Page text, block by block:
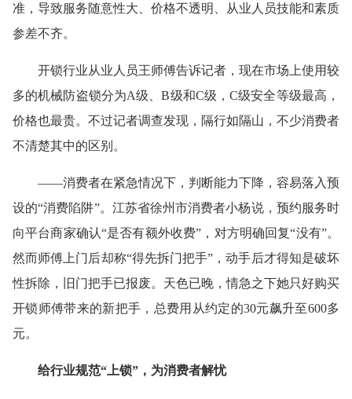
准，导致服务随意性大、价格不透明、从业人员技能和素质
参差不齐。
开锁行业从业人员王师傅告诉记者，现在市场上使用较
多的机械防盗锁分为A级、B级和C级，C级安全等级最高，
价格也最贵。不过记者调查发现，隔行如隔山，不少消费者
不清楚其中的区别。
——消费者在紧急情况下，判断能力下降，容易落入预
设的“消费陷阱”。江苏省徐州市消费者小杨说，预约服务时
向平台商家确认“是否有额外收费”，对方明确回复“没有”。
然而师傅上门后却称“得先拆门把手”，动手后才得知是破坏
性拆除，旧门把手已报废。天色已晚，情急之下她只好购买
开锁师傅带来的新把手，总费用从约定的30元飙升至600多
元。
给行业规范“上锁”，为消费者解忧